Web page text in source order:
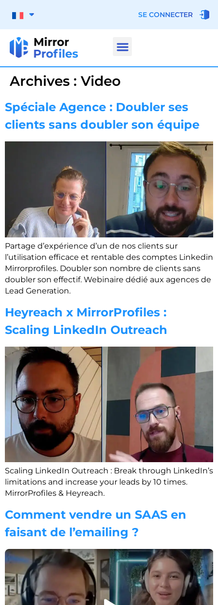
SE CONNECTER
Archives : Video
Spéciale Agence : Doubler ses
clients sans doubler son équipe
Partage d’expérience d’un de nos clients sur
l’utilisation efficace et rentable des comptes Linkedin
Mirrorprofiles. Doubler son nombre de clients sans
doubler son effectif. Webinaire dédié aux agences de
Lead Generation.
Heyreach x MirrorProfiles :
Scaling LinkedIn Outreach
Scaling LinkedIn Outreach : Break through LinkedIn’s
limitations and increase your leads by 10 times.
MirrorProfiles & Heyreach.
Comment vendre un SAAS en
faisant de l’emailing ?